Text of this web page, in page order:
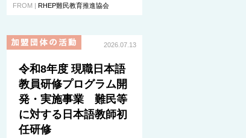
FROM | RHEP難民教育推進協会
2026.07.13
令和8年度 現職日本語
教員研修プログラム開
発・実施事業 難民等
に対する日本語教師初
任研修